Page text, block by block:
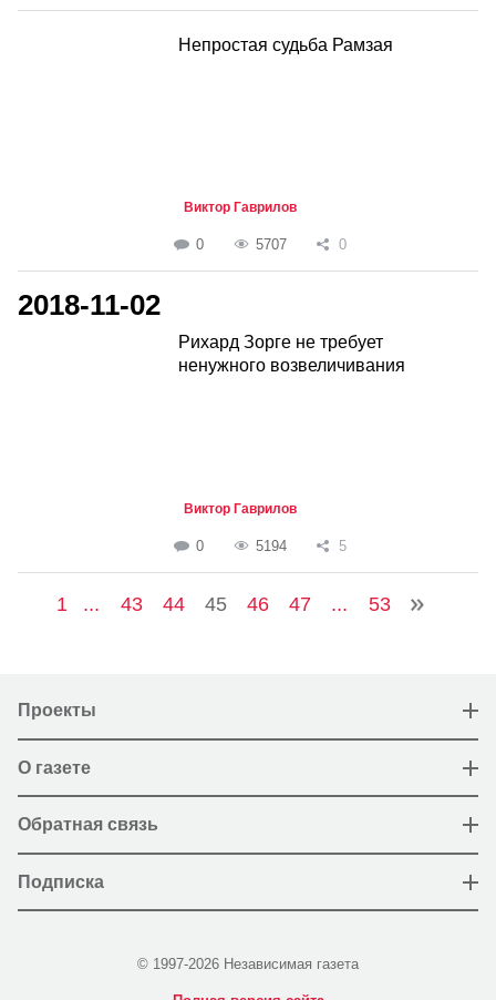
Непростая судьба Рамзая
Виктор Гаврилов
0 5707 0
2018-11-02
Рихард Зорге не требует
ненужного возвеличивания
Виктор Гаврилов
0 5194 5
1 ... 43 44 45 46 47 ... 53
Проекты
О газете
Обратная связь
Подписка
© 1997-2026 Независимая газета